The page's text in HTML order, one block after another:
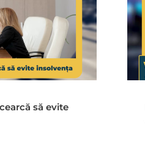
să evite